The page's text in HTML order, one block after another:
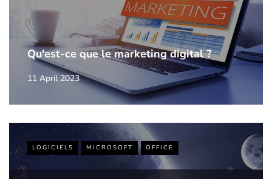
Qu'est-ce que le marketing digital ?
11 April 2023
LOGICIELS MICROSOFT OFFICE